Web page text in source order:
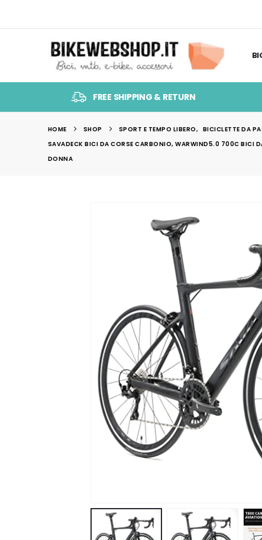
FREE SHIPPING & RETURN
HOME SHOP SPORT E TEMPO LIBERO, BICICLETTE DA
SAVADECK BICI DA CORSE CARBONIO, WARWIND5.0 700C BICI
DONNA